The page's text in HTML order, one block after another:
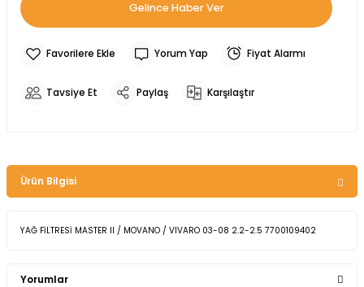
Gelince Haber Ver
Yorum Yap Fiyat Alarmı
Tavsiye Et Paylaş Karşılaştır
Ürün Bilgisi
YAĞ FİLTRESİ MASTER II / MOVANO / VIVARO 03-08 2.2-2.5 7700109402
Yorumlar